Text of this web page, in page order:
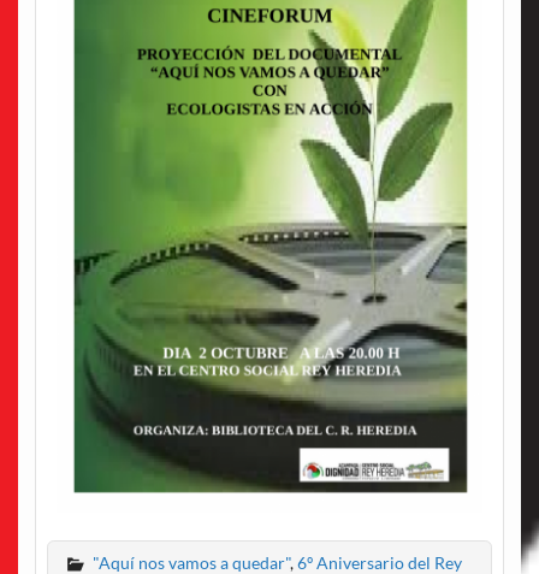
"Aquí nos vamos a quedar",6º Aniversario del Rey